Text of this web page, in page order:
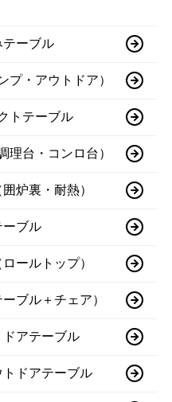
テーブル
プ・アウトドア）
トテーブル
理台・コンロ台）
炉裏・耐熱）
ーブル
ールトップ）
ブル＋チェア）
アテーブル
ドアテーブル